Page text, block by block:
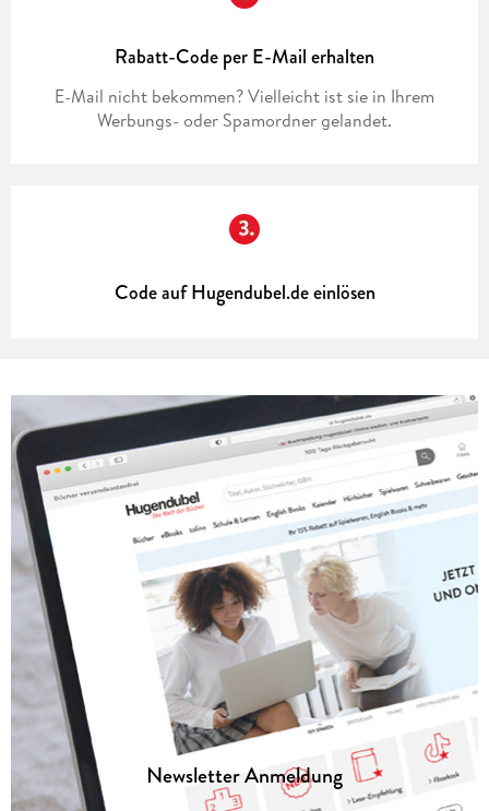
Rabatt-Code per E-Mail erhalten
E-Mail nicht bekommen? Vielleicht ist sie in Ihrem
Werbungs- oder Spamordner gelandet.
Code auf Hugendubel.de einlösen
Newsletter Anmeldung